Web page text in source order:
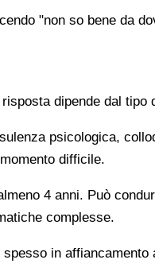
"non so bene da
dipende dal
psicologica,
difficile.
4 anni. Può
complesse.
in affiancamento